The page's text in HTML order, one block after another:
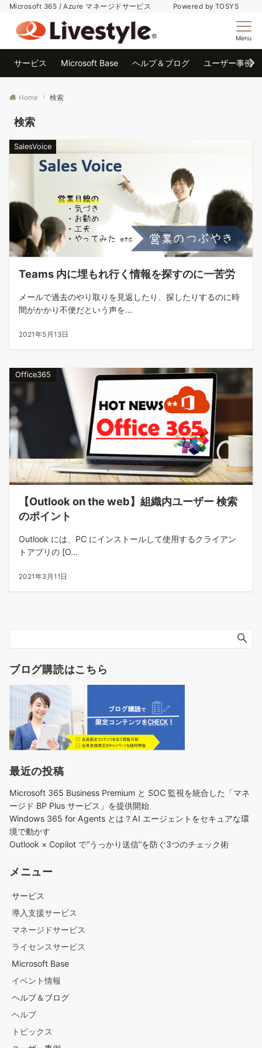
Microsoft 365 / Azure マネージドサービス Powered by TOSYS
Menu
サービス Microsoft Base ヘルプ＆ブログ ユーザー事例
Home 検索
検索
SalesVoice
Teams 内に埋もれ行く情報を探すのに一苦労
メールで過去のやり取りを見返したり、探したりするのに時
間がかかり不便だという声を...
2021年5月13日
Office365
【Outlook on the web】組織内ユーザー 検索
のポイント
Outlook には、PC にインストールして使用するクライアン
トアプリの [O...
2021年3月11日
ブログ購読はこちら
最近の投稿
Microsoft 365 Business Premium と SOC 監視を統合した「マネ
ージド BP Plus サービス」を提供開始
Windows 365 for Agents とは？AI エージェントをセキュアな環
境で動かす
Outlook × Copilot で“うっかり送信”を防ぐ3つのチェック術​
メニュー
サービス
導入支援サービス
マネージドサービス
ライセンスサービス
Microsoft Base
イベント情報
ヘルプ＆ブログ
ヘルプ
トピックス